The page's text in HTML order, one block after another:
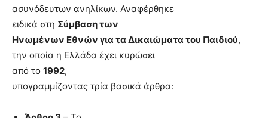
ασυνόδευτων ανηλίκων. Αναφέρθηκε
ειδικά στη Σύμβαση των
Ηνωμένων Εθνών για τα Δικαιώματα του Παιδιού,
την οποία η Ελλάδα έχει κυρώσει
από το 1992,
υπογραμμίζοντας τρία βασικά άρθρα: